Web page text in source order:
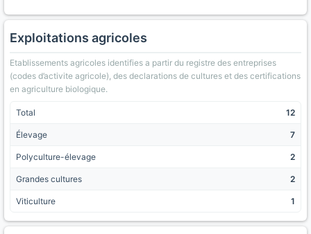
Exploitations agricoles
Etablissements agricoles identifies a partir du registre des entreprises
(codes d’activite agricole), des declarations de cultures et des certifications
en agriculture biologique.
Total 12
Élevage 7
Polyculture-élevage 2
Grandes cultures 2
Viticulture 1